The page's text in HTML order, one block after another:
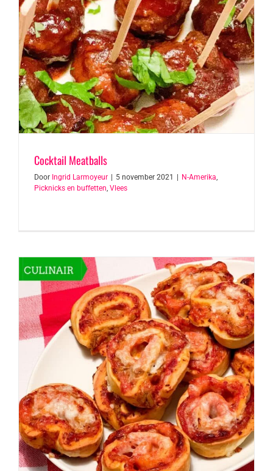
Cocktail Meatballs
Door Ingrid Larmoyeur 5 november 2021 N-Amerika,
Picknicks en buffetten, Vlees